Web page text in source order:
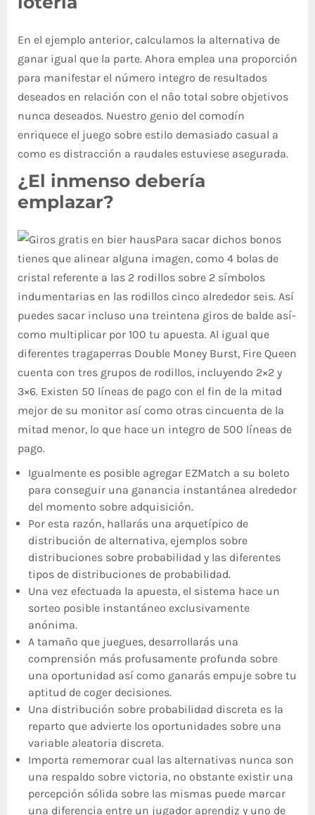
En el ejemplo anterior, calculamos la alternativa de
ganar igual que la parte. Ahora emplea una proporción
para manifestar el número integro de resultados
deseados en relación con el nâº total sobre objetivos
nunca deseados. Nuestro genio del comodín
enriquece el juego sobre estilo demasiado casual a
como es distracción a raudales estuviese asegurada.
¿El inmenso debería
emplazar?
Para sacar dichos bonos
tienes que alinear alguna imagen, como 4 bolas de
cristal referente a las 2 rodillos sobre 2 símbolos
indumentarias en las rodillos cinco alrededor seis. Así
puedes sacar incluso una treintena giros de balde así­
como multiplicar por 100 tu apuesta. Al igual que
diferentes tragaperras Double Money Burst, Fire Queen
cuenta con tres grupos de rodillos, incluyendo 2×2 y
3×6. Existen 50 líneas de pago con el fin de la mitad
mejor de su monitor así­ como otras cincuenta de la
mitad menor, lo que hace un integro de 500 líneas de
pago.
Igualmente es posible agregar EZMatch a su boleto
para conseguir una ganancia instantánea alrededor
del momento sobre adquisición.
Por esta razón, hallarás una arquetípico de
distribución de alternativa, ejemplos sobre
distribuciones sobre probabilidad y las diferentes
tipos de distribuciones de probabilidad.
Una vez efectuada la apuesta, el sistema hace un
sorteo posible instantáneo exclusivamente
anónima.
A tamaño que juegues, desarrollarás una
comprensión más profusamente profunda sobre
una oportunidad así­ como ganarás empuje sobre tu
aptitud de coger decisiones.
Una distribución sobre probabilidad discreta es la
reparto que advierte los oportunidades sobre una
variable aleatoria discreta.
Importa rememorar cual las alternativas nunca son
una respaldo sobre victoria, no obstante existir una
percepción sólida sobre las mismas puede marcar
una diferencia entre un jugador aprendiz y uno de